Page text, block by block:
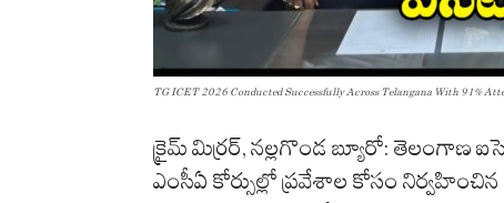
TG ICET 2026 Conducted Successfully Across Telangana With 91%
క్రైమ్ మిర్రర్, నల్లగొండ బ్యూరో: తెలంగాణ
ఎంసీఏ కోర్సుల్లో ప్రవేశాల కోసం నిర్వహించిన